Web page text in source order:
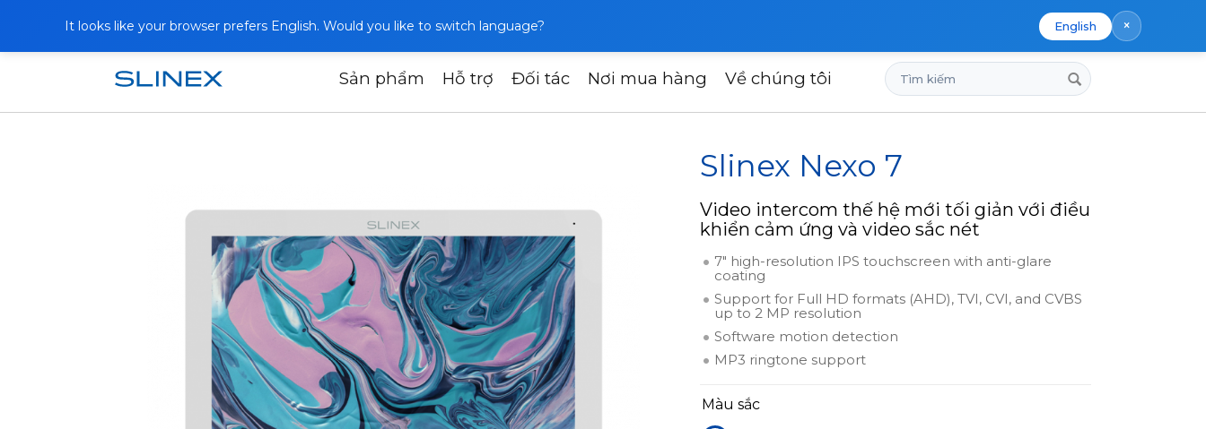
It looks like your browser prefers English. Would you like to switch language? English ×
Sản phẩm Hỗ trợ Đối tác Nơi mua hàng Về chúng tôi
Tìm
kiếm
Trang chủ Sản phẩm Video intercom Slinex Nexo 7
Slinex Nexo 7
Video intercom thế hệ mới tối giản với điều
khiển cảm ứng và video sắc nét
7" high-resolution IPS touchscreen with anti-glare
coating
Support for Full HD formats (AHD), TVI, CVI, and CVBS
up to 2 MP resolution
Software motion detection
MP3 ringtone support
Màu sắc